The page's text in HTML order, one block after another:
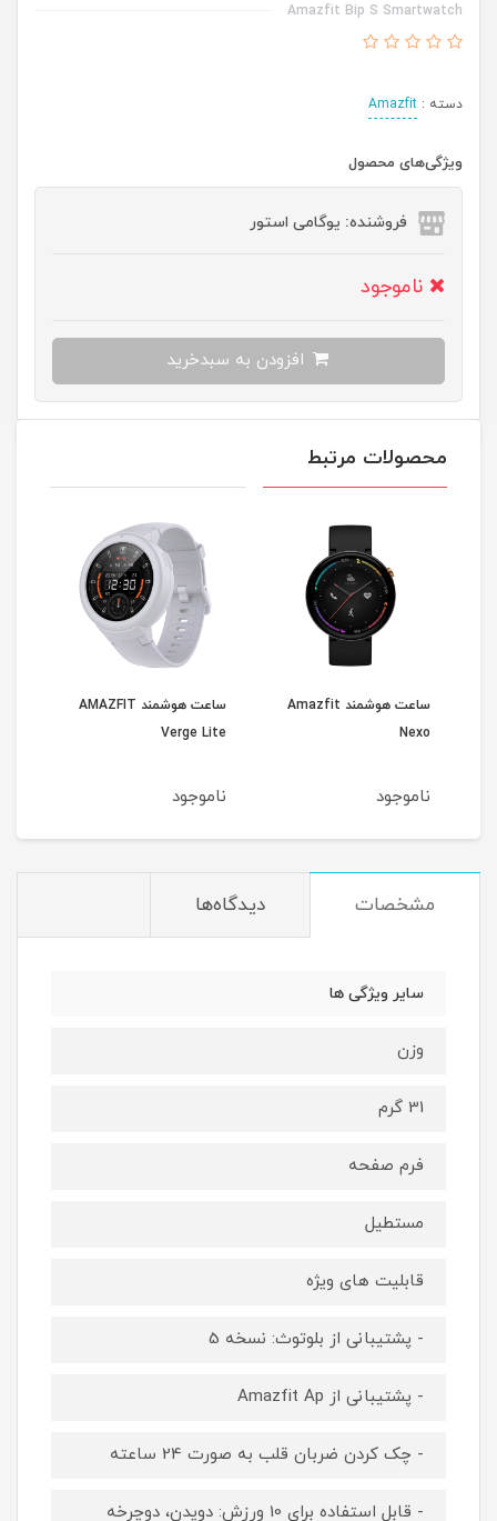
Amazfit Bip S Smartwatch
دسته : Amazfit
ویژگی‌های محصول
فروشنده: یوگامی استور
ناموجود
محصولات مرتبط
ساعت هوشمند Amazfit
Nexo
ناموجود
ساعت هوشمند AMAZFIT
Verge Lite
ناموجود
مشخصات دیدگاه‌ها
سایر ویژگی ها
وزن
31 گرم
فرم صفحه
مستطیل
قابلیت های ویژه
- پشتیبانی از بلوتوث: نسخه 5
- پشتیبانی از Amazfit Ap
- چک کردن ضربان قلب به صورت 24 ساعته
- قابل استفاده برای 10 ورزش: دویدن، دوچرخه